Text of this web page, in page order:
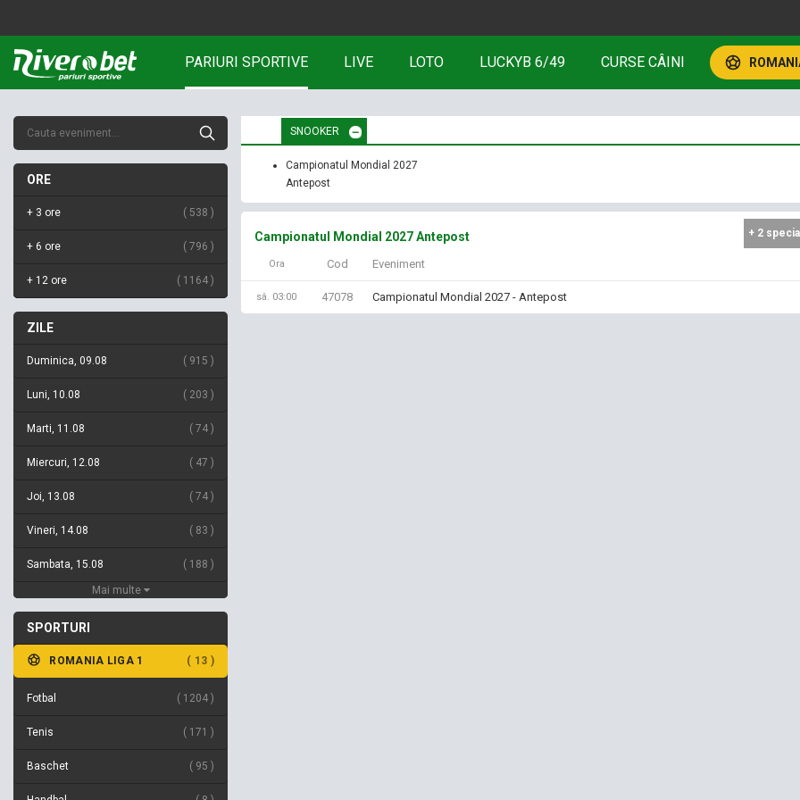
PARIURI SPORTIVE LIVE LOTO LUCKYB 6/49 CURSE CÂINI
ORE
+ 3 ore 538
+ 6 ore 796
+ 12 ore 1164
ZILE
Duminica, 09.08 915
Luni, 10.08 203
Marti, 11.08 74
Miercuri, 12.08 47
Joi, 13.08 74
Vineri, 14.08 83
Sambata, 15.08 188
Mai multe
SPORTURI
ROMANIA LIGA 1 13
Fotbal 1204
Tenis 171
Baschet 95
SNOOKER
Campionatul Mondial 2027
Antepost
Campionatul Mondial 2027 Antepost + 2
Ora Cod Eveniment
sâ. 03:00 47078 Campionatul Mondial 2027 - Antepost